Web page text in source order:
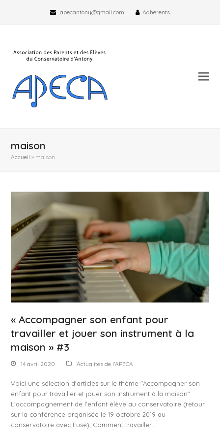
apecantony@gmail.com Adhérents
maison
Accueil » maison
« Accompagner son enfant pour
travailler et jouer son instrument à la
maison » #3
14 avril 2020 Actualités de l'APECA
Voici une sélection d'articles sur le thème "Accompagner son
enfant pour travailler et jouer son instrument à la maison"
L'accompagnement de l'enfant élève au conservatoire (retour
sur la conférence organisée le 19 octobre 2019 au
conservatoire avec Fuse), Comment travailler…